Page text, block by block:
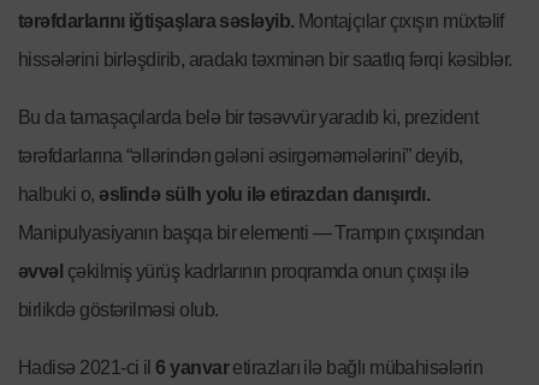
tərəfdarlarını iğtişaşlara səsləyib. Montajçılar çıxışın müxtəlif
hissələrini birləşdirib, aradakı təxminən bir saatlıq fərqi kəsiblər.
Bu da tamaşaçılarda belə bir təsəvvür yaradıb ki, prezident
tərəfdarlarına “əllərindən gələni əsirgəməmələrini” deyib,
halbuki o, əslində sülh yolu ilə etirazdan danışırdı.
Manipulyasiyanın başqa bir elementi — Trampın çıxışından
əvvəl çəkilmiş yürüş kadrlarının proqramda onun çıxışı ilə
birlikdə göstərilməsi olub.
Hadisə 2021-ci il 6 yanvaretirazları ilə bağlı mübahisələrin